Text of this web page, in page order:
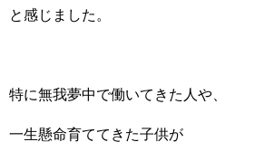
と感じました。
特に無我夢中で働いてきた人や、
一生懸命育ててきた子供が